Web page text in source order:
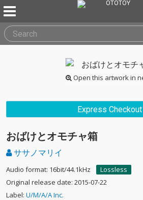
Open this artwork in
Express Checkout
おばけとオモチャ箱
ササノマリイ
Audio format: 16bit/44.1kHz
Lossless
Original release date: 2015-07-22
Label: U/M/A/A Inc.